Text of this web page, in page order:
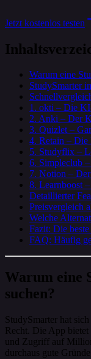
Jetzt kostenlos testen
Warum eine
StudySmarter
1. okti – Die
2. Anki – Der
3. Quizlet –
4. Retain –
5. Studyflix –
6. Simpleclub
7. Notion –
8. Learnboost
Detaillierter
Preisvergleich
Welche
Fazit: Die
FAQ: Häufig
Warum eine
suchen?
StudySmarter hat
Recht. Die App
und Zugriff auf
durchaus gute